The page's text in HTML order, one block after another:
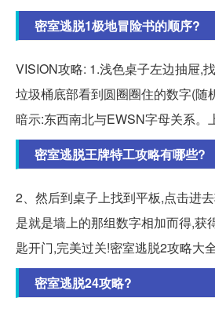
密室逃脱1极地冒险书的顺序?
VISION攻略: 1.浅色桌子左边抽屉,
垃圾桶底部看到圆圈圈住的数字(随
暗示:东西南北与EWSN字母关系。
密室逃脱王牌特工攻略有哪些?
2、然后到桌子上找到平板,点击进
是就是墙上的那组数字相加而得,获
匙开门,完美过关!密室逃脱2攻略大全
密室逃脱24攻略?